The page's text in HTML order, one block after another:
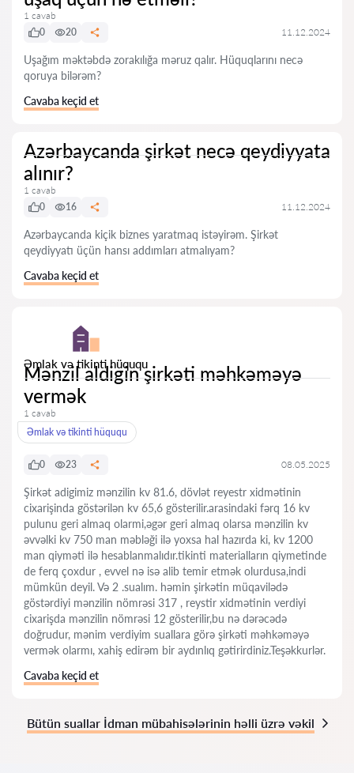
1 cavab
0
20 11.12.2024
Uşağım məktəbdə zorakılığa məruz qalır. Hüquqlarını necə
qoruya bilərəm?
Cavaba keçid et
Azərbaycanda şirkət necə qeydiyyata
alınır?
1 cavab
0
16 11.12.2024
Azərbaycanda kiçik biznes yaratmaq istəyirəm. Şirkət
qeydiyyatı üçün hansı addımları atmalıyam?
Cavaba keçid et
Əmlak və tikinti hüququ
Mənzil aldigin şirkəti məhkəməyə
vermək
1 cavab
Əmlak və tikinti hüququ
0 23 08.05.2025
Şirkət adigimiz mənzilin kv 81.6, dövlət reyestr xidmətinin
cixarişinda göstərilən kv 65,6 gösterilir.arasindaki fərq 16 kv
pulunu geri almaq olarmi,əgər geri almaq olarsa mənzilin kv
əvvəlki kv 750 man məbləği ilə yoxsa hal hazırda ki, kv 1200
man qiyməti ilə hesablanmalıdır.tikinti materialların qiymetinde
de ferq çoxdur , evvel nə isə alib temir etmək olurdusa,indi
mümkün deyil. Və 2 .sualım. həmin şirkətin müqavilədə
göstərdiyi mənzilin nömrəsi 317 , reystir xidmətinin verdiyi
cixarişda mənzilin nömrəsi 12 gösterilir,bu nə dərəcədə
doğrudur, mənim verdiyim suallara görə şirkəti məhkəməyə
vermək olarmı, xahiş edirəm bir aydınlıq gətirirdiniz.Teşəkkurlər.
Cavaba keçid et
Bütün suallar İdman mübahisələrinin həlli üzrə vəkil